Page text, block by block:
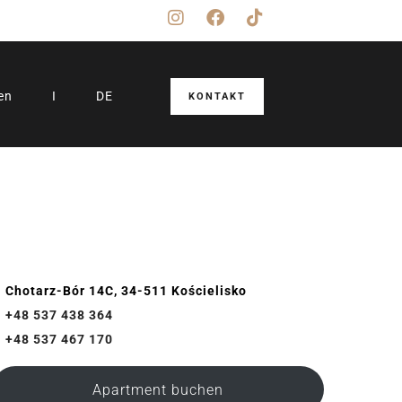
I DE KONTAKT
Chotarz-Bór 14C, 34-511 Kościelisko
+48 537 438 364
+48 537 467 170
Apartment buchen